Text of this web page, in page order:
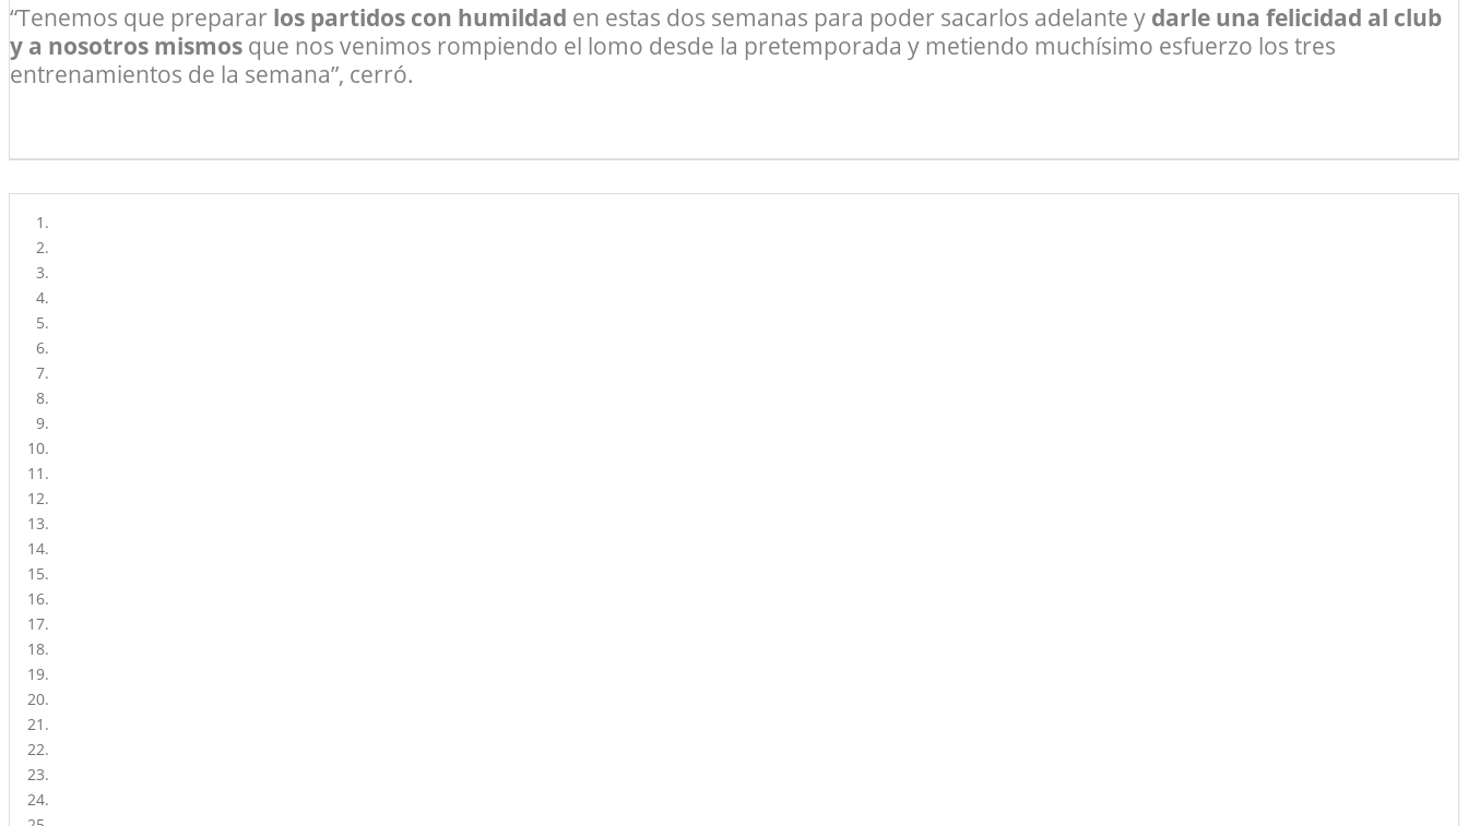
“Tenemos que preparar los partidos con humildad en estas dos semanas para poder sacarlos adelante y darle una felicidad al club
y a nosotros mismos que nos venimos rompiendo el lomo desde la pretemporada y metiendo muchísimo esfuerzo los tres
entrenamientos de la semana”, cerró.